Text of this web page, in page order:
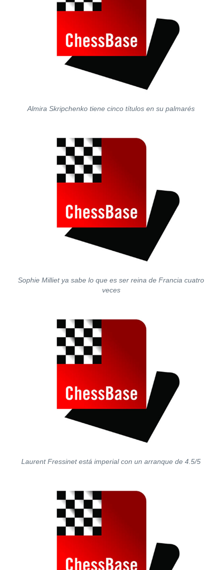
Almira Skripchenko tiene cinco títulos en su palmarés
Sophie Milliet ya sabe lo que es ser reina de Francia cuatro
veces
Laurent Fressinet está imperial con un arranque de 4.5/5